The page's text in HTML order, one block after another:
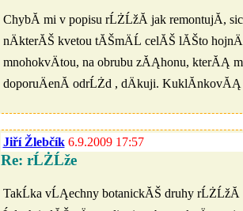
ChybĂ­ mi v popisu rĹŻĹžĂ­ jak remontujĂ­,
nÄkterĂŠ kvetou tĂŠmÄĹ celĂŠ lĂŠto
mnohokvÄtou, na obrubu zĂĄhonu, kterĂĄ
doporuÄenĂ­ odrĹŻd , dÄkuji. KuklĂ­nkovĂĄ
Jiří Žlebčík 6.9.2009 17:57
Re: rĹŻĹže
TakĹka vĹĄechny botanickĂŠ druhy